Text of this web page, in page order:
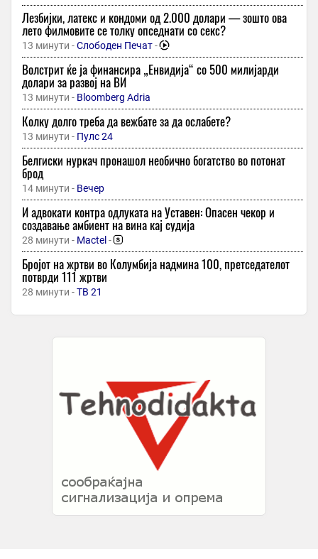
Лезбијки, латекс и кондоми од 2.000 долари — зошто ова
лето филмовите се толку опседнати со секс?
13 минути -Слободен Печат-
Волстрит ќе ја финансира „Енвидија“ со 500 милијарди
долари за развој на ВИ
13 минути - Bloomberg Adria
Колку долго треба да вежбате за да ослабете?
13 минути - Пулс 24
Белгиски нуркач пронашол необично богатство во потонат
брод
14 минути - Вечер
И адвокати контра одлуката на Уставен: Опасен чекор и
создавање амбиент на вина кај судија
28 минути - Mactel -
Бројот на жртви во Колумбија надмина 100, претседателот
потврди 111 жртви
28 минути -ТВ 21
Француски десен бек ќе тресе мрежи за Тиквеш
„Peugeot“ го враќа „GTi“ како хибрид
28 минути - Денар
„HSBC“ ќе откупува сопствени акции по подобрата од
Автобуси на „лажиче“: Првите 30 ќе пристигнат до јануари,
останатите 120 за година ипол
29 минути -Независен-+1